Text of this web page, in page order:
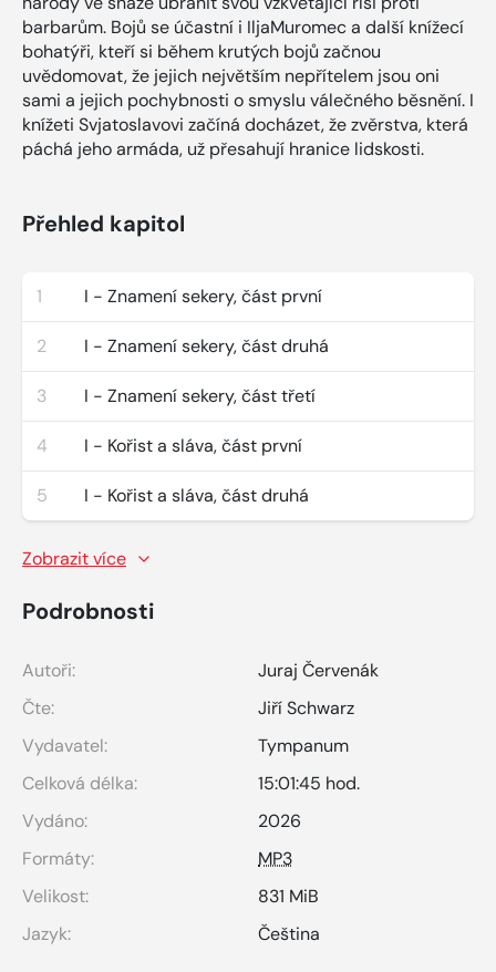
barbarům. Bojů se účastní i IljaMuromec a další knížecí
bohatýři, kteří si během krutých bojů začnou
uvědomovat, že jejich největším nepřítelem jsou oni
sami a jejich pochybnosti o smyslu válečného běsnění. I
knížeti Svjatoslavovi začíná docházet, že zvěrstva, která
páchá jeho armáda, už přesahují hranice lidskosti.
Přehled kapitol
1 I - Znamení sekery, část první
2 I - Znamení sekery, část druhá
3 I - Znamení sekery, část třetí
4 I - Kořist a sláva, část první
5 I - Kořist a sláva, část druhá
Zobrazit více
Podrobnosti
Autoři:
Juraj Červenák
Čte:
Jiří Schwarz
Vydavatel:
Tympanum
Celková délka:
15:01:45 hod.
Vydáno:
2026
Formáty:
MP3
Velikost:
831 MiB
Jazyk:
Čeština